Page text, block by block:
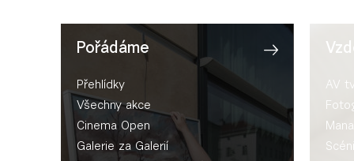
Pořádáme
Přehlídky
Všechny akce
Cinema Open
Galerie za Galerií
AV